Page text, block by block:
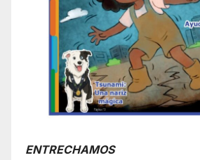
ENTRECHAMOS